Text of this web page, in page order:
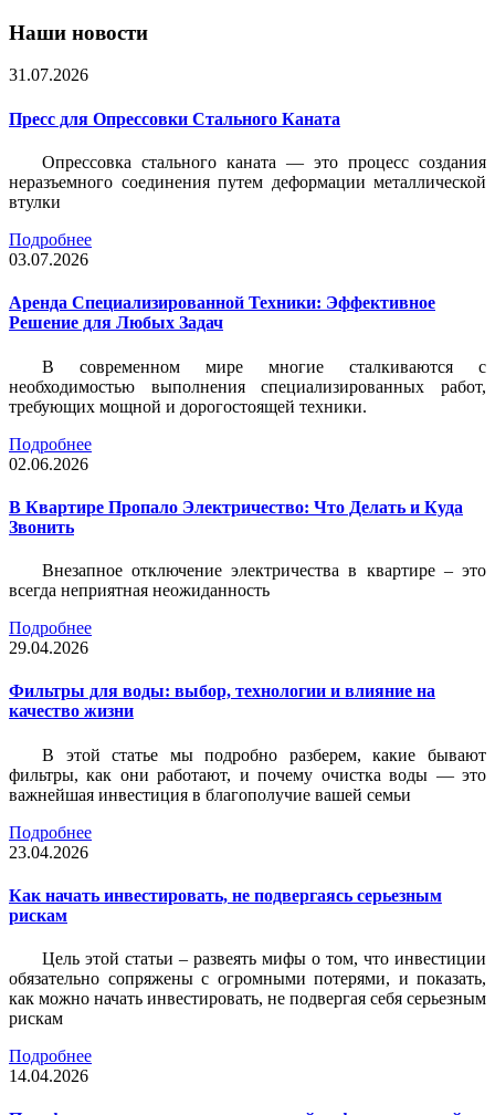
Наши новости
31.07.2026
Пресс для Опрессовки Стального Каната
Опрессовка стального каната — это процесс создания
неразъемного соединения путем деформации металлической
втулки
Подробнее
03.07.2026
Аренда Специализированной Техники: Эффективное
Решение для Любых Задач
В современном мире многие сталкиваются с
необходимостью выполнения специализированных работ,
требующих мощной и дорогостоящей техники.
Подробнее
02.06.2026
В Квартире Пропало Электричество: Что Делать и Куда
Звонить
Внезапное отключение электричества в квартире – это
всегда неприятная неожиданность
Подробнее
29.04.2026
Фильтры для воды: выбор, технологии и влияние на
качество жизни
В этой статье мы подробно разберем, какие бывают
фильтры, как они работают, и почему очистка воды — это
важнейшая инвестиция в благополучие вашей семьи
Подробнее
23.04.2026
Как начать инвестировать, не подвергаясь серьезным
рискам
Цель этой статьи – развеять мифы о том, что инвестиции
обязательно сопряжены с огромными потерями, и показать,
как можно начать инвестировать, не подвергая себя серьезным
рискам
Подробнее
14.04.2026